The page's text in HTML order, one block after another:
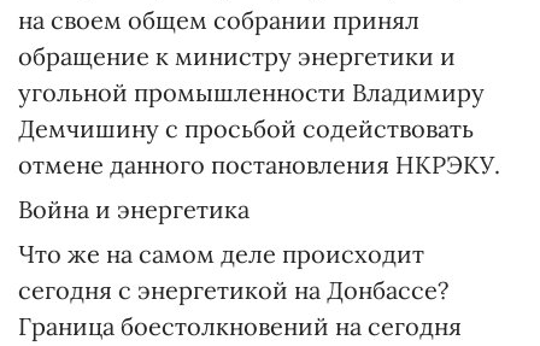
на своем общем собрании принял
обращение к министру энергетики и
угольной промышленности Владимиру
Демчишину с просьбой содействовать
отмене данного постановления НКРЭКУ.
Война и энергетика
Что же на самом деле происходит
сегодня с энергетикой на Донбассе?
Граница боестолкновений на сегодня